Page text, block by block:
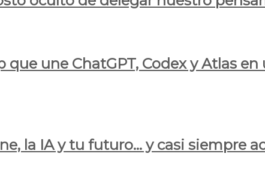
une ChatGPT, Codex y Atlas
la IA y tu futuro… y casi siempre